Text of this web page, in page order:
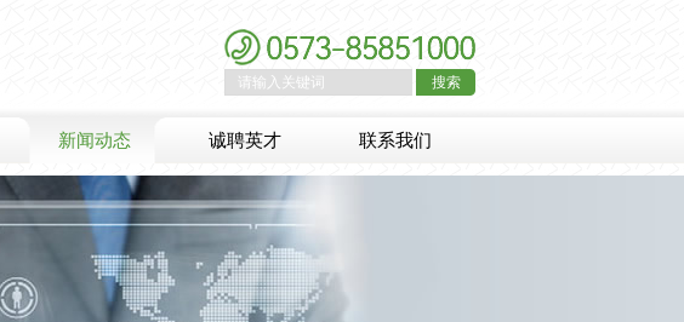
搜索
新闻动态 诚聘英才 联系我们